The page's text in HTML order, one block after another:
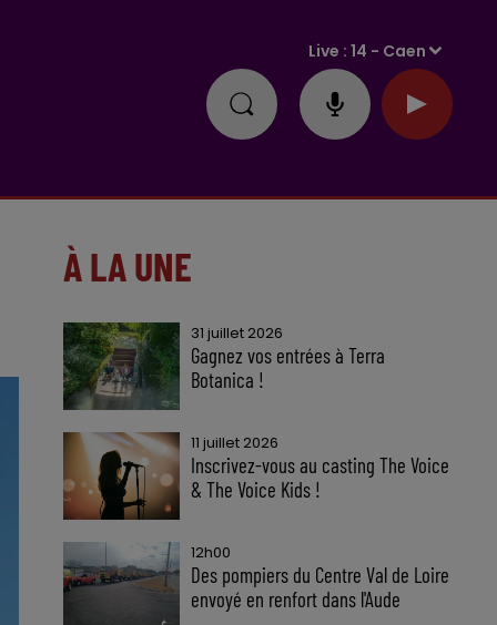
Live :14 - Caen
À LA UNE
31 juillet 2026
Gagnez vos entrées à Terra
Botanica !
11 juillet 2026
Inscrivez-vous au casting The Voice
& The Voice Kids !
12h00
Des pompiers du Centre Val de Loire
envoyé en renfort dans l'Aude